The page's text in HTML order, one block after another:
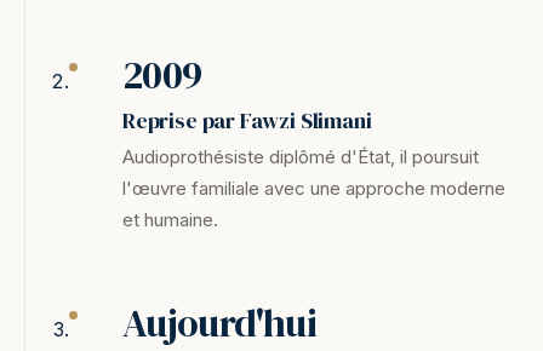
2009
Reprise par Fawzi Slimani
Audioprothésiste diplômé d'État, il poursuit
l'œuvre familiale avec une approche moderne
et humaine.
Aujourd'hui